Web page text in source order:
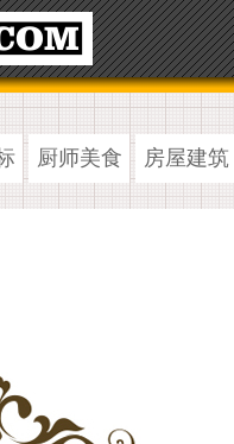
厨师美食 房屋建筑